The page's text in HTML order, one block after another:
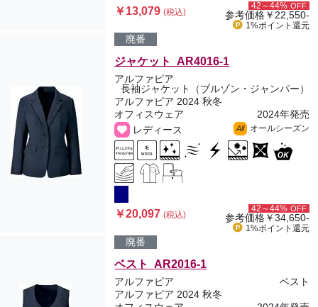
￥13,079(税込)
42～44% OFF
参考価格￥22,550-
1%ポイント 還元
廃番
ジャケット AR4016-1
アルファピア
長袖ジャケット（ブルゾン・ジャンパー）
アルファピア 2024 秋冬
オフィスウェア
2024年発売
レディース
All オールシーズン
￥20,097(税込)
42～44% OFF
参考価格￥34,650-
1%ポイント 還元
廃番
ベスト AR2016-1
アルファピア
ベスト
アルファピア 2024 秋冬